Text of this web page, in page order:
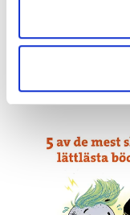
7 Hegas-böcker som